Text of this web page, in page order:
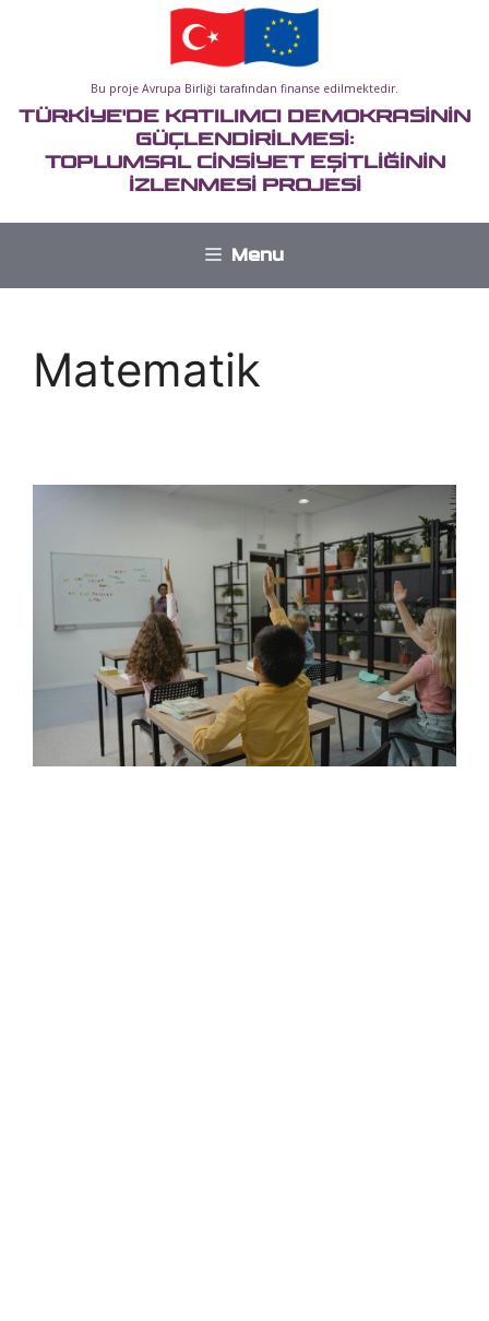
Bu proje Avrupa Birliği tarafından finanse edilmektedir.
TÜRKİYE'DE KATILIMCI DEMOKRASİNİN
GÜÇLENDİRİLMESİ:
TOPLUMSAL CİNSİYET EŞİTLİĞİNİN
İZLENMESİ PROJESİ
Menu
Matematik